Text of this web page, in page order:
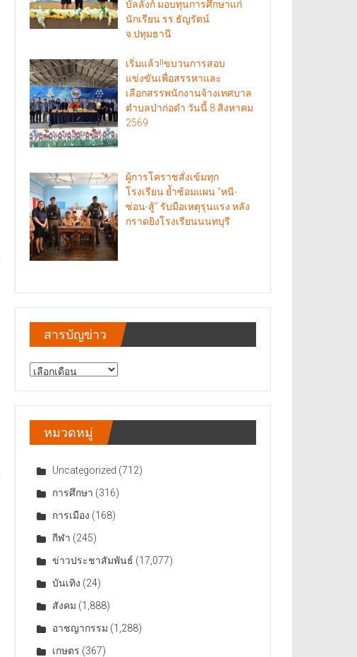
บัลลังก์ มอบทุนการศึกษาแก่
นักเรียน รร.ธัญรัตน์
จ.ปทุมธานี
เริ่มแล้ว!!ขบวนการสอบ
แข่งขันเพื่อสรรหาและ
เลือกสรรพนักงานจ้างเทศบาล
ตำบลป่าก่อดำ วันนี้ 8 สิงหาคม
2569
ผู้การโคราชสั่งเข้มทุก
โรงเรียน ย้ำซ้อมแผน “หนี-
ซ่อน-สู้” รับมือเหตุรุนแรง หลัง
กราดยิงโรงเรียนนนทบุรี
สารบัญข่าว
สารบัญ
หมวดหมู่
Uncategorized (712)
การศึกษา (316)
การเมือง (168)
กีฬา (245)
ข่าวประชาสัมพันธ์ (17,077)
บันเทิง (24)
สังคม (1,888)
อาชญากรรม (1,288)
เกษตร (367)